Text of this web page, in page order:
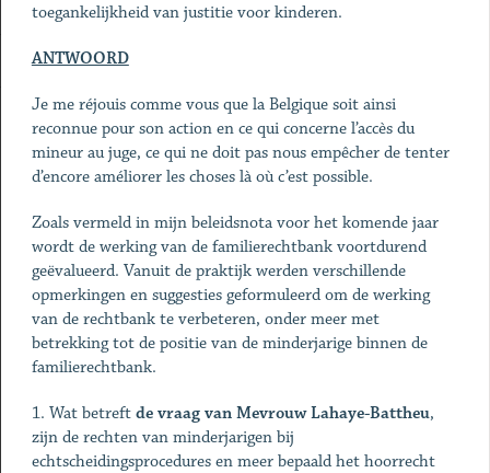
toegankelijkheid van justitie voor kinderen.
ANTWOORD
Je me réjouis comme vous que la Belgique soit ainsi
reconnue pour son action en ce qui concerne l’accès du
mineur au juge, ce qui ne doit pas nous empêcher de tenter
d’encore améliorer les choses là où c’est possible.
Zoals vermeld in mijn beleidsnota voor het komende jaar
wordt de werking van de familierechtbank voortdurend
geëvalueerd. Vanuit de praktijk werden verschillende
opmerkingen en suggesties geformuleerd om de werking
van de rechtbank te verbeteren, onder meer met
betrekking tot de positie van de minderjarige binnen de
familierechtbank.
1. Wat betreft de vraag van Mevrouw Lahaye-Battheu,
zijn de rechten van minderjarigen bij
echtscheidingsprocedures en meer bepaald het hoorrecht